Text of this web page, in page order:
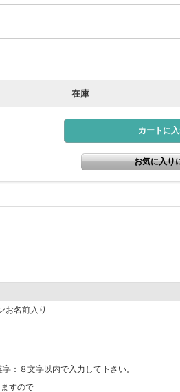
在庫
お名前入り
８文字以内で入力して下さい。
すので